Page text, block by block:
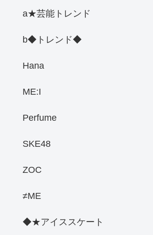
a★芸能トレンド
b◆トレンド◆
Hana
ME:I
Perfume
SKE48
ZOC
≠ME
◆★アイススケート